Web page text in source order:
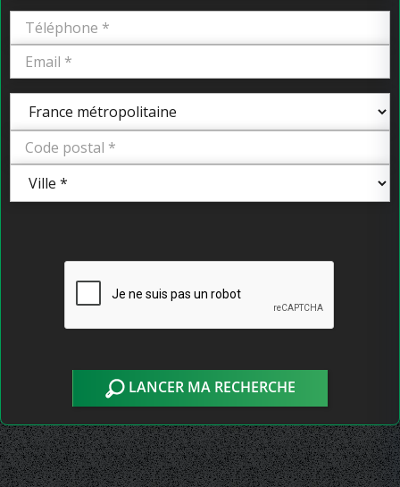
LANCER MA RECHERCHE